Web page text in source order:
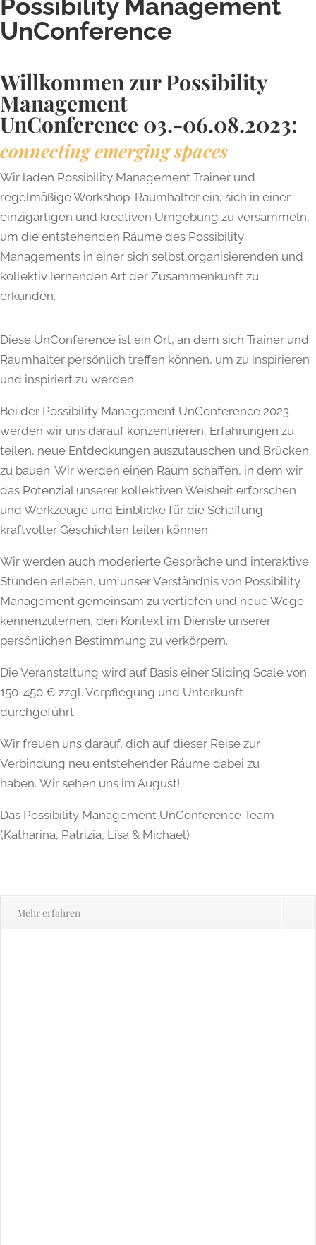
Possibility Management
UnConference
Willkommen zur Possibility
Management
UnConference 03.-06.08.2023:
connecting emerging spaces
Wir laden Possibility Management Trainer und
regelmäßige Workshop-Raumhalter ein, sich in einer
einzigartigen und kreativen Umgebung zu versammeln,
um die entstehenden Räume des Possibility
Managements in einer sich selbst organisierenden und
kollektiv lernenden Art der Zusammenkunft zu
erkunden.
Diese UnConference ist ein Ort, an dem sich Trainer und
Raumhalter persönlich treffen können, um zu inspirieren
und inspiriert zu werden.
Bei der Possibility Management UnConference 2023
werden wir uns darauf konzentrieren, Erfahrungen zu
teilen, neue Entdeckungen auszutauschen und Brücken
zu bauen. Wir werden einen Raum schaffen, in dem wir
das Potenzial unserer kollektiven Weisheit erforschen
und Werkzeuge und Einblicke für die Schaffung
kraftvoller Geschichten teilen können.
Wir werden auch moderierte Gespräche und interaktive
Stunden erleben, um unser Verständnis von Possibility
Management gemeinsam zu vertiefen und neue Wege
kennenzulernen, den Kontext im Dienste unserer
persönlichen Bestimmung zu verkörpern.
Die Veranstaltung wird auf Basis einer Sliding Scale von
150-450 € zzgl. Verpflegung und Unterkunft
durchgeführt.
Wir freuen uns darauf, dich auf dieser Reise zur
Verbindung neu entstehender Räume dabei zu
haben. Wir sehen uns im August!
Das Possibility Management UnConference Team
(Katharina, Patrizia, Lisa & Michael)
Mehr erfahren